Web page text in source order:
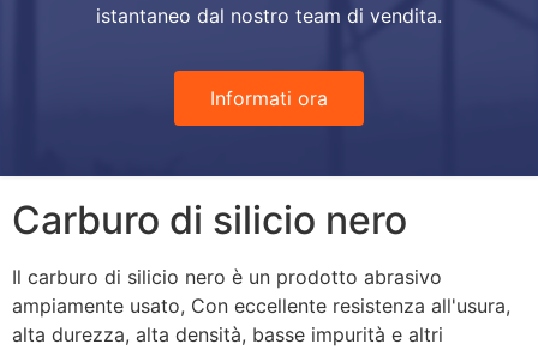
istantaneo dal nostro team di vendita.
Informati ora
Carburo di silicio nero
Il carburo di silicio nero è un prodotto abrasivo
ampiamente usato, Con eccellente resistenza all'usura,
alta durezza, alta densità, basse impurità e altri